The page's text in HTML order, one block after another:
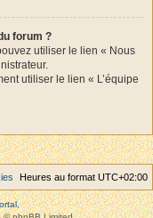
forum ?
utiliser le lien « Nous
utiliser le lien « L’équipe
Heures au format UTC+02:00
,